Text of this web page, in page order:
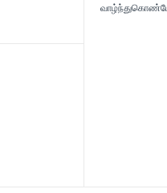
வாழ்ந்துகொண்டே